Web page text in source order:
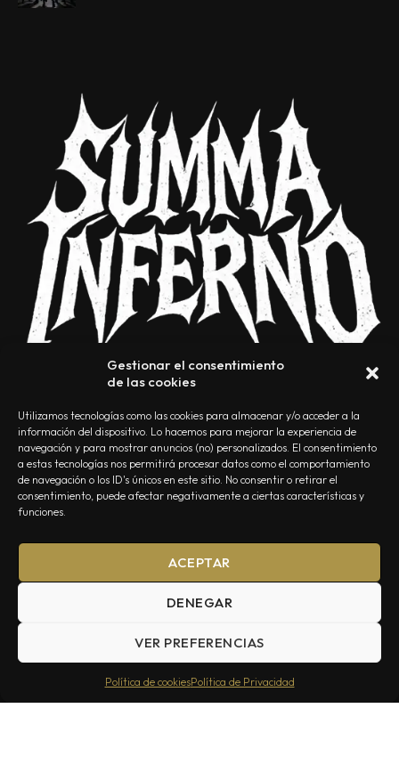
Gestionar el consentimiento
de las cookies
Utilizamos tecnologías como las cookies para almacenar y/o acceder a la
información del dispositivo. Lo hacemos para mejorar la experiencia de
navegación y para mostrar anuncios (no) personalizados. El consentimiento
a estas tecnologías nos permitirá procesar datos como el comportamiento
de navegación o los ID's únicos en este sitio. No consentir o retirar el
consentimiento, puede afectar negativamente a ciertas características y
funciones.
ACEPTAR
DENEGAR
VER PREFERENCIAS
Política de cookiesPolítica de Privacidad
NOSOTROS CONTACTO EDITORIAL POLÍTICA DE PRIVACIDAD
Summa Inferno — Todos los Derechos Reservados © 2026